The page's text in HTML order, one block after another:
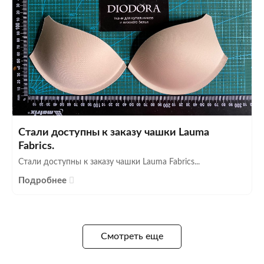
Стали доступны к заказу чашки Lauma
Fabrics.
Стали доступны к заказу чашки Lauma Fabrics...
Подробнее
Смотреть еще